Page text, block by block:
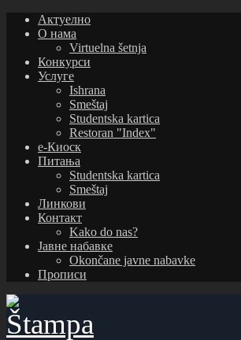
Актуелно
О нама
Virtuelna šetnja
Конкурси
Услуге
Ishrana
Smeštaj
Studentska kartica
Restoran "Index"
е-Киоск
Питања
Studentska kartica
Smeštaj
Линкови
Контакт
Kako do nas?
Јавне набавке
Okončane javne nabavke
Прописи